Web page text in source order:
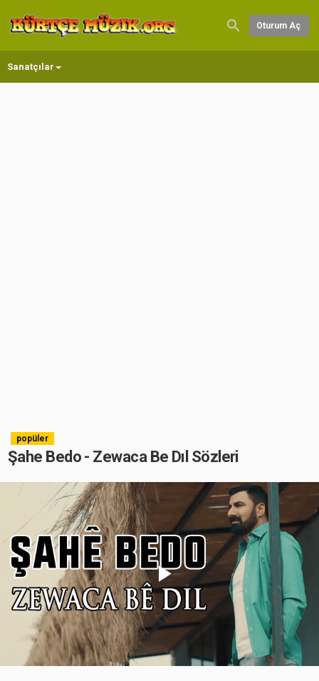
Oturum Aç
Sanatçılar
popüler
Şahe Bedo - Zewaca Be Dıl Sözleri
Play
Video